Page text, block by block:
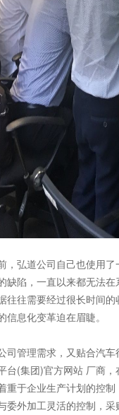
弘道公司自己也使用了
缺陷，一直以来都无法
往往需要经过很长时间
息化变革迫在眉睫。
管理需求，又贴合汽车
台(集团)官方网站 厂商
重于企业生产计划的控
委外加工灵活的控制，